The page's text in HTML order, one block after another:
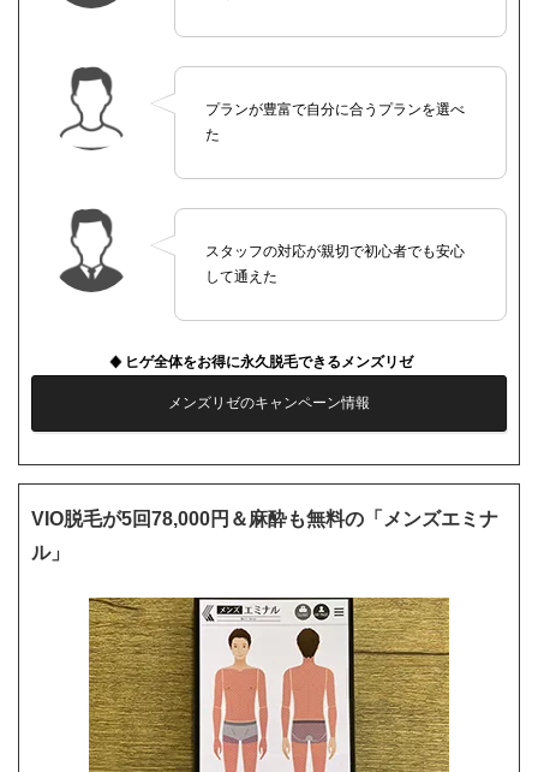
プランが豊富で自分に合うプランを選べ
た
スタッフの対応が親切で初心者でも安心
して通えた
ヒゲ全体をお得に永久脱毛できるメンズリゼ
メンズリゼのキャンペーン情報
VIO脱毛が5回78,000円＆麻酔も無料の「メンズエミナ
ル」